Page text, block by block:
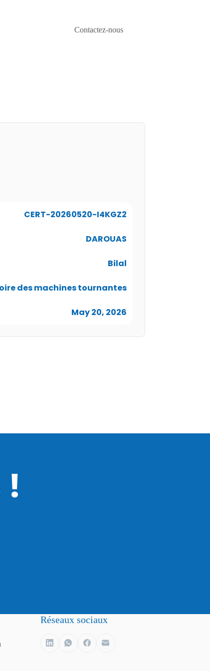
Contactez-nous
CERT-20260520-I4KGZ2
DAROUAS
Bilal
des machines tournantes
May 20, 2026
Réseaux sociaux